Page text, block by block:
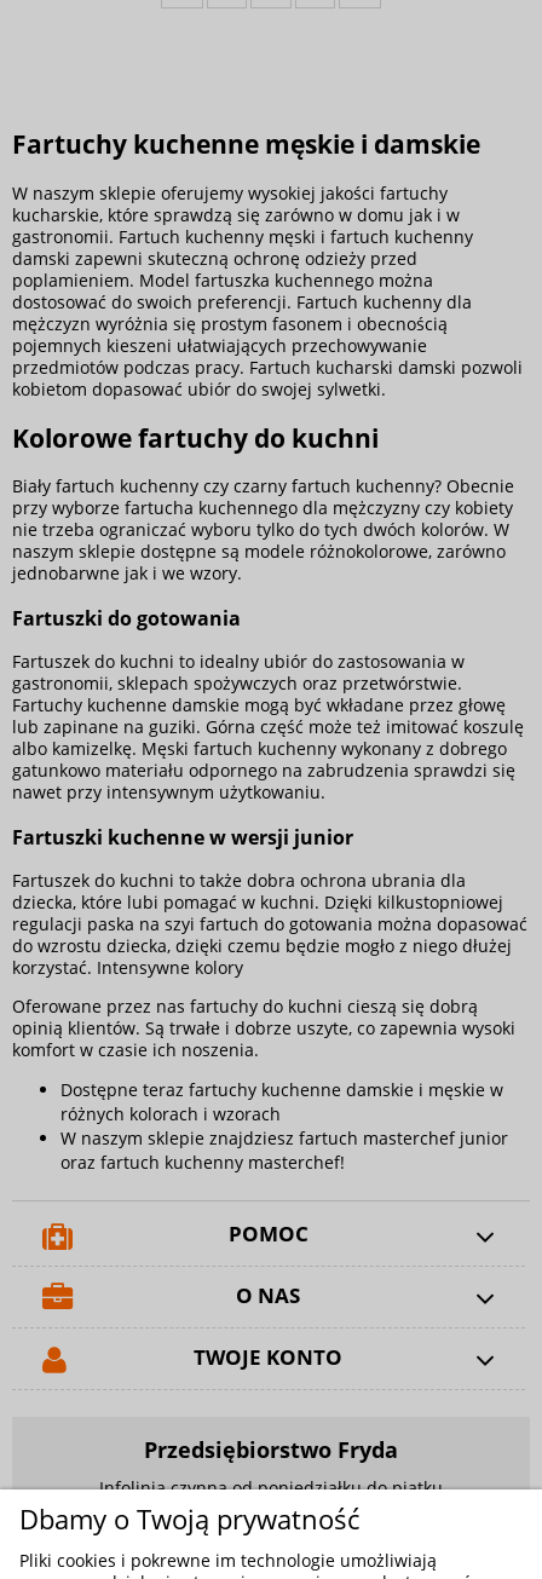
Fartuchy kuchenne męskie i damskie
W naszym sklepie oferujemy wysokiej jakości fartuchy
kucharskie, które sprawdzą się zarówno w domu jak i w
gastronomii. Fartuch kuchenny męski i fartuch kuchenny
damski zapewni skuteczną ochronę odzieży przed
poplamieniem. Model fartuszka kuchennego można
dostosować do swoich preferencji. Fartuch kuchenny dla
mężczyzn wyróżnia się prostym fasonem i obecnością
pojemnych kieszeni ułatwiających przechowywanie
przedmiotów podczas pracy. Fartuch kucharski damski pozwoli
kobietom dopasować ubiór do swojej sylwetki.
Kolorowe fartuchy do kuchni
Biały fartuch kuchenny czy czarny fartuch kuchenny? Obecnie
przy wyborze fartucha kuchennego dla mężczyzny czy kobiety
nie trzeba ograniczać wyboru tylko do tych dwóch kolorów. W
naszym sklepie dostępne są modele różnokolorowe, zarówno
jednobarwne jak i we wzory.
Fartuszki do gotowania
Fartuszek do kuchni to idealny ubiór do zastosowania w
gastronomii, sklepach spożywczych oraz przetwórstwie.
Fartuchy kuchenne damskie mogą być wkładane przez głowę
lub zapinane na guziki. Górna część może też imitować koszulę
albo kamizelkę. Męski fartuch kuchenny wykonany z dobrego
gatunkowo materiału odpornego na zabrudzenia sprawdzi się
nawet przy intensywnym użytkowaniu.
Fartuszki kuchenne w wersji junior
Fartuszek do kuchni to także dobra ochrona ubrania dla
dziecka, które lubi pomagać w kuchni. Dzięki kilkustopniowej
regulacji paska na szyi fartuch do gotowania można dopasować
do wzrostu dziecka, dzięki czemu będzie mogło z niego dłużej
korzystać. Intensywne kolory
Oferowane przez nas fartuchy do kuchni cieszą się dobrą
opinią klientów. Są trwałe i dobrze uszyte, co zapewnia wysoki
komfort w czasie ich noszenia.
Dostępne teraz fartuchy kuchenne damskie i męskie w
różnych kolorach i wzorach
W naszym sklepie znajdziesz fartuch masterchef junior
oraz fartuch kuchenny masterchef!
POMOC
O NAS
TWOJE KONTO
Przedsiębiorstwo Fryda
Infolinia czynna od poniedziałku do piątku
w godzinach 9.00 - 17.00
881 703 704
Dbamy o Twoją prywatność
Pliki cookies i pokrewne im technologie umożliwiają